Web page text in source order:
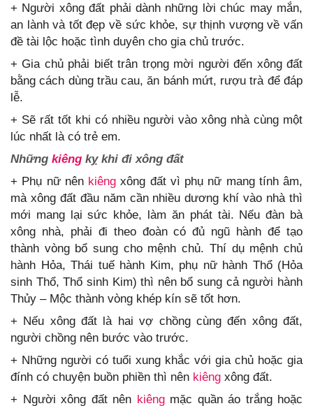
+ Người xông đất phải dành những lời chúc may mắn,
an lành và tốt đẹp về sức khỏe, sự thịnh vượng về vấn
đề tài lộc hoặc tình duyên cho gia chủ trước.
+ Gia chủ phải biết trân trọng mời người đến xông đất
bằng cách dùng trầu cau, ăn bánh mứt, rượu trà để đáp
lễ.
+ Sẽ rất tốt khi có nhiều người vào xông nhà cùng một
lúc nhất là có trẻ em.
Những kiêng kỵ khi đi xông đất
+ Phụ nữ nên kiêng xông đất vì phụ nữ mang tính âm,
mà xông đất đầu năm cần nhiều dương khí vào nhà thì
mới mang lại sức khỏe, làm ăn phát tài. Nếu đàn bà
xông nhà, phải đi theo đoàn có đủ ngũ hành để tạo
thành vòng bổ sung cho mệnh chủ. Thí dụ mệnh chủ
hành Hỏa, Thái tuế hành Kim, phụ nữ hành Thổ (Hỏa
sinh Thổ, Thổ sinh Kim) thì nên bổ sung cả người hành
Thủy – Mộc thành vòng khép kín sẽ tốt hơn.
+ Nếu xông đất là hai vợ chồng cùng đến xông đất,
người chồng nên bước vào trước.
+ Những người có tuổi xung khắc với gia chủ hoặc gia
đính có chuyện buồn phiền thì nên kiêng xông đất.
+ Người xông đất nên kiêngmặc quần áo trắng hoặc